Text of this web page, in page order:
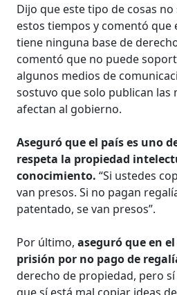
Dijo que este tipo de cosas
estos tiempos y comentó que
tiene ninguna base de
comentó que no puede
algunos medios de
sostuvo que solo publican las
afectan al gobierno.
Aseguró que el país es uno
respeta la propiedad
conocimiento. “Si ustedes
van presos. Si no pagan
patentado, se van presos”.
Por último,aseguró que en
prisión por no pago de
derecho de propiedad, pero